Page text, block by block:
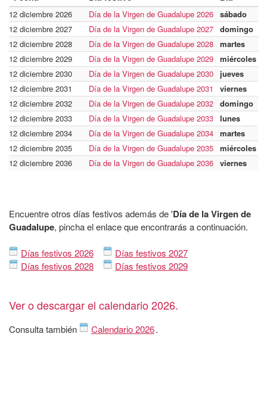
12 diciembre 2026 Día de la Virgen de Guadalupe 2026 sábado
12 diciembre 2027
Día de la Virgen de Guadalupe 2027 domingo
12 diciembre 2028
Día de la Virgen de Guadalupe 2028 martes
12 diciembre 2029
Día de la Virgen de Guadalupe 2029 miércoles
12 diciembre 2030
Día de la Virgen de Guadalupe 2030
jueves
12 diciembre 2031
Día de la Virgen de Guadalupe 2031
viernes
12 diciembre 2032
Día de la Virgen de Guadalupe 2032 domingo
12 diciembre 2033
Día de la Virgen de Guadalupe 2033 lunes
12 diciembre 2034
Día de la Virgen de Guadalupe 2034 martes
12 diciembre 2035
Día de la Virgen de Guadalupe 2035 miércoles
12 diciembre 2036
Día de la Virgen de Guadalupe 2036 viernes
Encuentre otros días festivos además de 'Día de la Virgen de
Guadalupe, pincha el enlace que encontrarás a continuación.
Días festivos 2026
Días festivos 2027
Días festivos 2028
Días festivos 2029
Ver o descargar el calendario 2026.
Consulta también Calendario 2026.